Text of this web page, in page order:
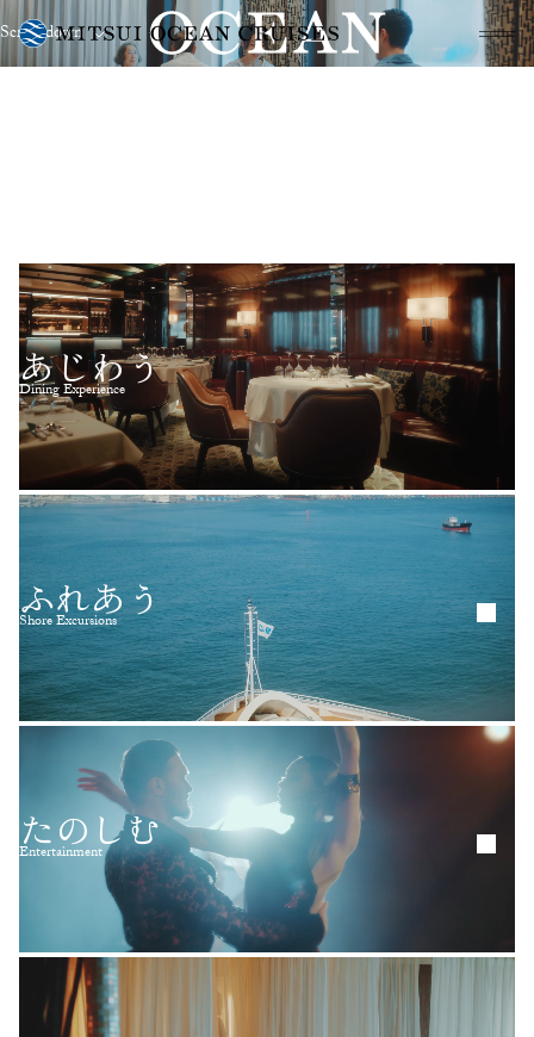
メニュ
Scroll down
あじわう
Dining Experience
ふれあう
Shore Excursions
たのしむ
Entertainment